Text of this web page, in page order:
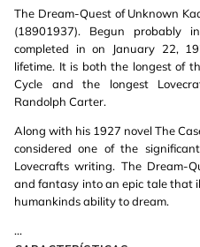
The Dream-Quest of Unknown
(18901937). Begun
completed in on January 22,
lifetime. It is both the longest of
Cycle and the longest
Randolph Carter.
Along with his 1927 novel The
considered one of the
Lovecrafts writing. The Dream-
and fantasy into an epic tale that
humankinds ability to dream.
...